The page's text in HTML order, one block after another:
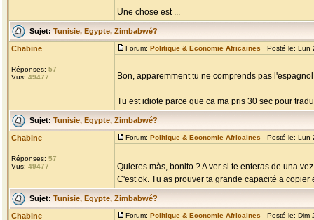
Une chose est ...
Sujet: Tunisie, Egypte, Zimbabwé?
Chabine
Réponses: 57
Vus: 49477
Forum: Politique & Economie Africaines Posté le: Lun
Bon, apparemment tu ne comprends pas
Tu est idiote parce que ca ma pris 30 sec pour
Sujet: Tunisie, Egypte, Zimbabwé?
Chabine
Réponses: 57
Vus: 49477
Forum: Politique & Economie Africaines Posté le: Lun
Quieres màs, bonito ? A ver si te enteras de una
C'est ok. Tu as prouver ta grande capacité a
Sujet: Tunisie, Egypte, Zimbabwé?
Chabine Forum: Politique & Economie Africaines Posté le: Dim